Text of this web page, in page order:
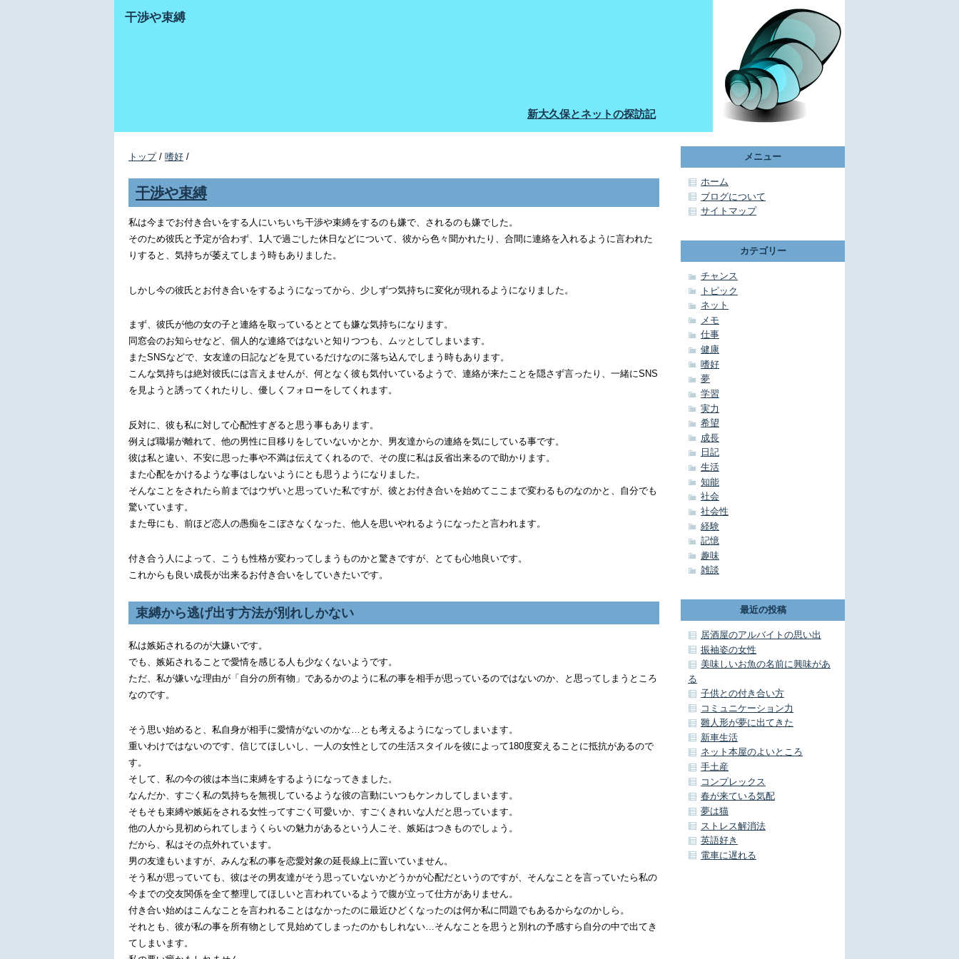
干渉や束縛
新大久保とネットの探訪記
トップ/ 嗜好 /
干渉や束縛
私は今までお付き合いをする人にいちいち干渉や束縛をするのも嫌で、されるのも嫌でした。
そのため彼氏と予定が合わず、1人で過ごした休日などについて、彼から色々聞かれたり、合間に連絡を入れるように言われた
りすると、気持ちが萎えてしまう時もありました。
しかし今の彼氏とお付き合いをするようになってから、少しずつ気持ちに変化が現れるようになりました。
まず、彼氏が他の女の子と連絡を取っているととても嫌な気持ちになります。
同窓会のお知らせなど、個人的な連絡ではないと知りつつも、ムッとしてしまいます。
またSNSなどで、女友達の日記などを見ているだけなのに落ち込んでしまう時もあります。
こんな気持ちは絶対彼氏には言えませんが、何となく彼も気付いているようで、連絡が来たことを隠さず言ったり、一緒にSNS
を見ようと誘ってくれたりし、優しくフォローをしてくれます。
反対に、彼も私に対して心配性すぎると思う事もあります。
例えば職場が離れて、他の男性に目移りをしていないかとか、男友達からの連絡を気にしている事です。
彼は私と違い、不安に思った事や不満は伝えてくれるので、その度に私は反省出来るので助かります。
また心配をかけるような事はしないようにとも思うようになりました。
そんなことをされたら前まではウザいと思っていた私ですが、彼とお付き合いを始めてここまで変わるものなのかと、自分でも
驚いています。
また母にも、前ほど恋人の愚痴をこぼさなくなった、他人を思いやれるようになったと言われます。
付き合う人によって、こうも性格が変わってしまうものかと驚きですが、とても心地良いです。
これからも良い成長が出来るお付き合いをしていきたいです。
束縛から逃げ出す方法が別れしかない
私は嫉妬されるのが大嫌いです。
でも、嫉妬されることで愛情を感じる人も少なくないようです。
ただ、私が嫌いな理由が「自分の所有物」であるかのように私の事を相手が思っているのではないのか、と思ってしまうところ
なのです。
そう思い始めると、私自身が相手に愛情がないのかな…とも考えるようになってしまいます。
重いわけではないのです、信じてほしいし、一人の女性としての生活スタイルを彼によって180度変えることに抵抗があるので
す。
そして、私の今の彼は本当に束縛をするようになってきました。
なんだか、すごく私の気持ちを無視しているような彼の言動にいつもケンカしてしまいます。
そもそも束縛や嫉妬をされる女性ってすごく可愛いか、すごくきれいな人だと思っています。
他の人から見初められてしまうくらいの魅力があるという人こそ、嫉妬はつきものでしょう。
だから、私はその点外れています。
男の友達もいますが、みんな私の事を恋愛対象の延長線上に置いていません。
そう私が思っていても、彼はその男友達がそう思っていないかどうかが心配だというのですが、そんなことを言っていたら私の
今までの交友関係を全て整理してほしいと言われているようで腹が立って仕方がありません。
付き合い始めはこんなことを言われることはなかったのに最近ひどくなったのは何か私に問題でもあるからなのかしら。
それとも、彼が私の事を所有物として見始めてしまったのかもしれない…そんなことを思うと別れの予感すら自分の中で出てき
てしまいます。
メニュー
ホーム
ブログについて
サイトマップ
カテゴリー
チャンス
トピック
ネット
メモ
仕事
健康
嗜好
夢
学習
実力
希望
成長
日記
生活
知能
社会
社会性
経験
記憶
趣味
雑談
最近の投稿
居酒屋のアルバイトの思い出
振袖姿の女性
美味しいお魚の名前に興味があ
る
子供との付き合い方
コミュニケーション力
雛人形が夢に出てきた
新車生活
ネット本屋のよいところ
手土産
コンプレックス
春が来ている気配
夢は猫
ストレス解消法
英語好き
電車に遅れる